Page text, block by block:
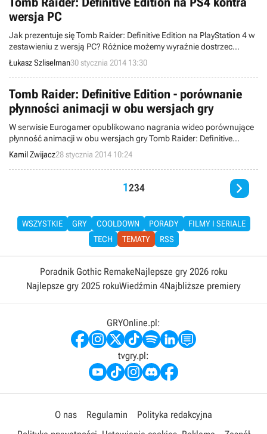
wersja PC
Jak prezentuje się Tomb Raider: Definitive Edition na PlayStation 4 w
zestawieniu z wersją PC? Różnice możemy wyraźnie dostrzec
oglądając porównanie grafiki obu wydań opublikowane przez
serwis Eurogamer. Czy edycja „definitywna” faktycznie oferuje
najwięcej?
Łukasz Szliselman30 stycznia 2014 13:30
Tomb Raider: Definitive Edition - porównanie
płynności animacji w obu wersjach gry
W serwisie Eurogamer opublikowano nagrania wideo porównujące
płynność animacji w obu wersjach gry Tomb Raider: Definitive
Edition. Z przeprowadzonych testów wynika, że PlayStation 4 potrafi
wygenerować do 60 klatek na sekundę, a Xbox One o połowę mniej.
Obie wersje działają w rozdzielczości 1080p.
Kamil Zwijacz28 stycznia 2014 10:24
1234 
WSZYSTKIE GRY COOLDOWN PORADY
FILMY I SERIALE
TECH
TEMATY RSS
Poradnik Gothic RemakeNajlepsze gry 2026 roku
Najlepsze gry 2025 rokuWiedźmin 4Najbliższe premiery
GRYOnline.pl:
tvgry.pl:
O nas Regulamin
Polityka redakcyjna